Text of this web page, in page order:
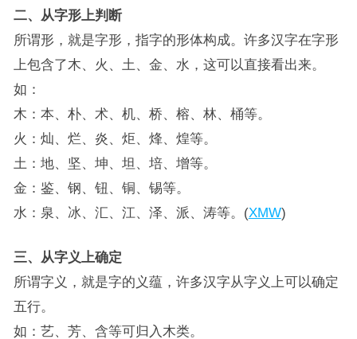
二、从字形上判断
所谓形，就是字形，指字的形体构成。许多汉字在字形
上包含了木、火、土、金、水，这可以直接看出来。
如：
木：本、朴、术、机、桥、榕、林、桶等。
火：灿、烂、炎、炬、烽、煌等。
土：地、坚、坤、坦、培、增等。
金：鉴、钢、钮、铜、锡等。
水：泉、冰、汇、江、泽、派、涛等。(XMW)
三、从字义上确定
所谓字义，就是字的义蕴，许多汉字从字义上可以确定
五行。
如：艺、芳、含等可归入木类。